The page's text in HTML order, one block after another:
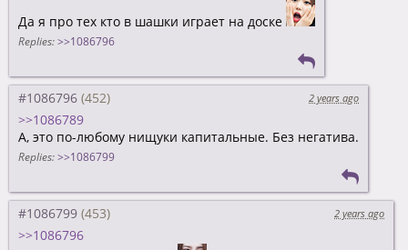
Да я про тех кто в шашки играет на доске
Replies: >>1086796
#1086796 2 years ago
>>1086789
А, это по-любому нищуки капитальные. Без негатива.
Replies: >>1086799
#1086799 2 years ago
>>1086796